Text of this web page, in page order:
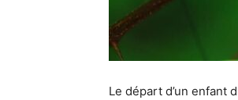
Le départ d’un enfant